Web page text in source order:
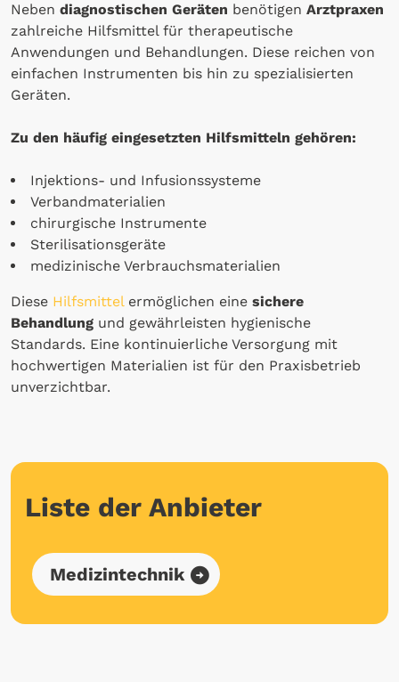
Neben diagnostischen Geräten benötigen Arztpraxen
zahlreiche Hilfsmittel für therapeutische
Anwendungen und Behandlungen. Diese reichen von
einfachen Instrumenten bis hin zu spezialisierten
Geräten.
Zu den häufig eingesetzten Hilfsmitteln gehören:
Injektions- und Infusionssysteme
Verbandmaterialien
chirurgische Instrumente
Sterilisationsgeräte
medizinische Verbrauchsmaterialien
Diese Hilfsmittel ermöglichen eine sichere
Behandlung und gewährleisten hygienische
Standards. Eine kontinuierliche Versorgung mit
hochwertigen Materialien ist für den Praxisbetrieb
unverzichtbar.
Liste der Anbieter
Medizintechnik